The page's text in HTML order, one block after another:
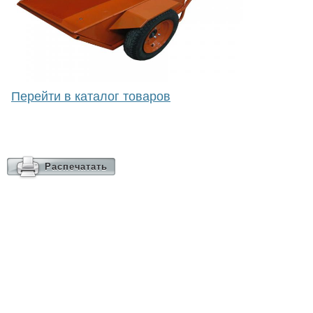
Перейти в каталог товаров
Распечатать